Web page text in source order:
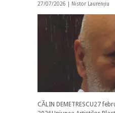
27/07/2026 | Nistor Laurențiu
CĂLIN DEMETRESCU27